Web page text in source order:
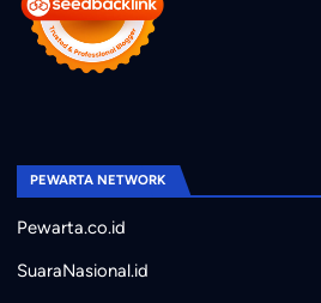
PEWARTA NETWORK
Pewarta.co.id
SuaraNasional.id